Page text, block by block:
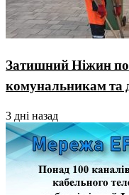
Затишний Ніжин
комунальникам та
3 дні назад